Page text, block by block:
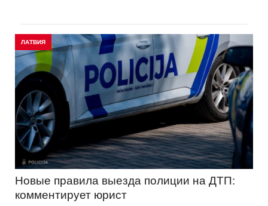
ЛАТВИЯ
Новые правила выезда полиции на ДТП:
комментирует юрист